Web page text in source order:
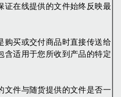
证在线提供的文件始终反映最
购买或交付商品时直接传送给
含适用于您所收到产品的特定
文件与随货提供的文件是否一